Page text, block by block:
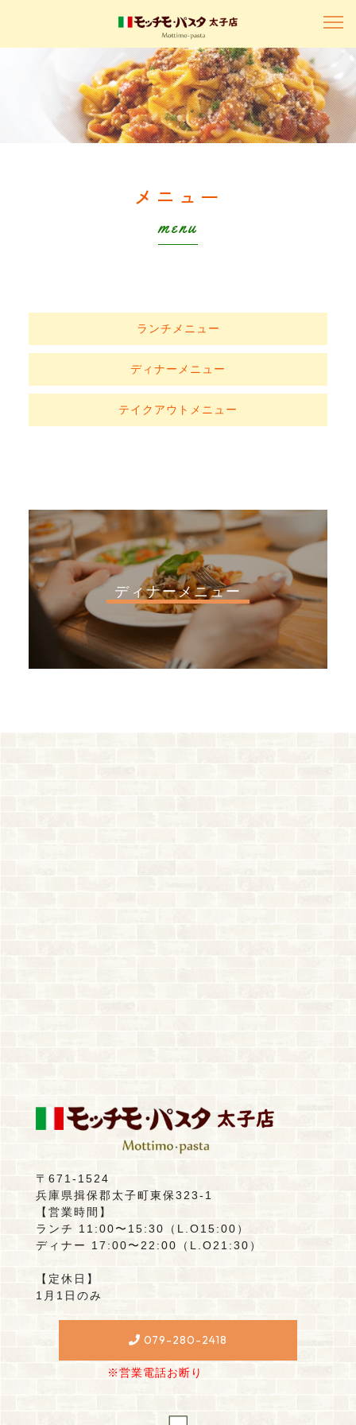
メニュー
menu
ランチメニュー
ディナーメニュー
テイクアウトメニュー
ディナーメニュー
〒671-1524
兵庫県揖保郡太子町東保323-1
【営業時間】
ランチ 11:00〜15:30（L.O15:00）
ディナー 17:00〜22:00（L.O21:30）
【定休日】
1月1日のみ
079-280-2418
※営業電話お断り